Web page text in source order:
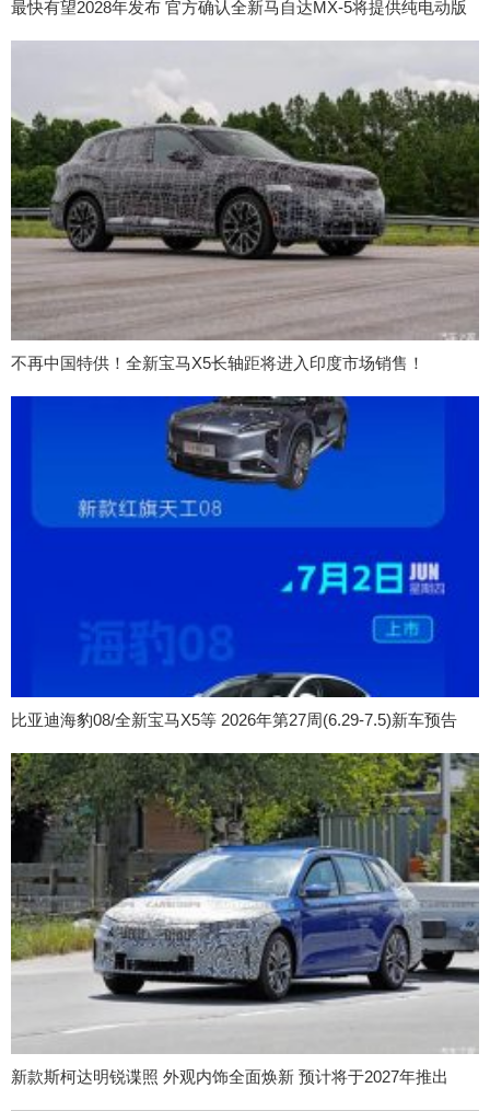
最快有望2028年发布 官方确认全新马自达MX-5将提供纯电动版
不再中国特供！全新宝马X5长轴距将进入印度市场销售！
比亚迪海豹08/全新宝马X5等 2026年第27周(6.29-7.5)新车预告
新款斯柯达明锐谍照 外观内饰全面焕新 预计将于2027年推出